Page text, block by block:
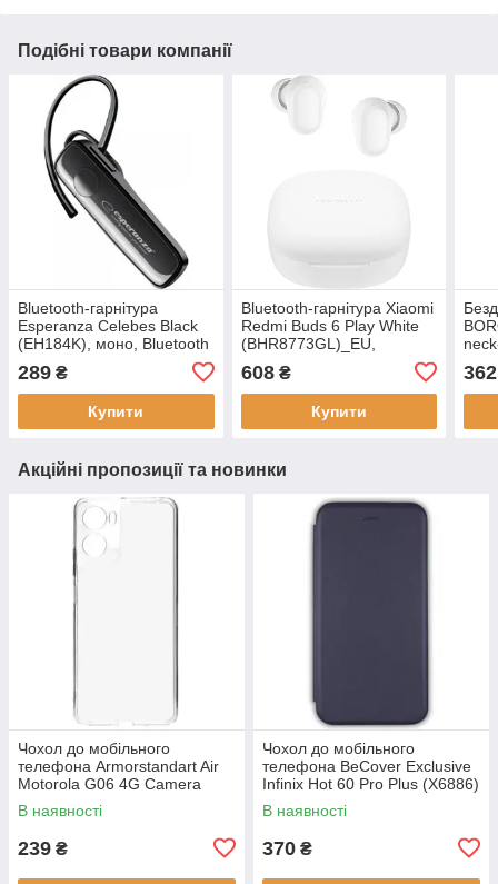
Подібні товари компанії
Bluetooth-гарнітура
Esperanza Celebes Black
(EH184K), моно, Bluetooth
289 ₴
Купити
Bluetooth-гарнітура Xiaomi
Redmi Buds 6 Play White
(BHR8773GL)_EU,
Bluetooth 5.4, AI ENC, до
36 годин роботи
608₴
Купити
362
Акційні пропозиції та новинки
Чохол до мобільного
телефона Armorstandart Air
Motorola G06 4G Camera
cover Clear (ARM89057)
В наявності
239 ₴
Чохол до мобільного
телефона BeCover Exclusive
Infinix Hot 60 Pro Plus (X6886)
Deep Blue (714717)
В наявності
370 ₴